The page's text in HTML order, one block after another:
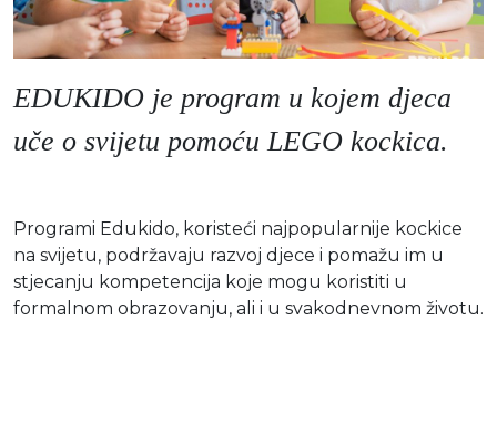
EDUKIDO je program u kojem djeca
uče o svijetu pomoću LEGO kockica.
Programi Edukido, koristeći najpopularnije kockice
na svijetu, podržavaju razvoj djece i pomažu im u
stjecanju kompetencija koje mogu koristiti u
formalnom obrazovanju, ali i u svakodnevnom životu.